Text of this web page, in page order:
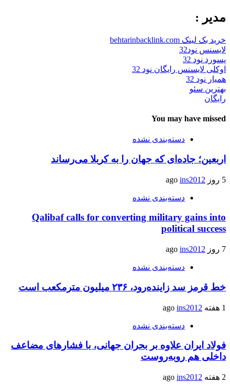
مدیر :
خرید بک لینک behtarinbacklink.com
لایسنس نود32
پسورد نود 32
اوکلی لایسنس رایگان نود 32
همیار نود 32
بهترین سئو
رایگان
You may have missed
دسته‌بندی نشده
اربعین؛ جاده‌ای که جهان را به کربلا می‌رساند
5 روز ago ins2012
دسته‌بندی نشده
Qalibaf calls for converting military gains into
political success
7 روز ago ins2012
دسته‌بندی نشده
خط قرمز سد زاینده‌رود، ۲۳۶ میلیون مترمکعب است
1 هفته ago ins2012
دسته‌بندی نشده
فولاد ایران علاوه بر بحران جهانی، با فشارهای مضاعف
داخلی هم روبه‌روست
2 هفته ago ins2012